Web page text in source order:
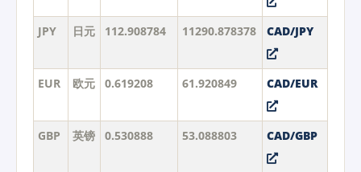
JPY 日元 112.908784 11290.878378 CAD/JPY
EUR 欧元 0.619208 61.920849 CAD/EUR
GBP 英镑 0.530888 53.088803 CAD/GBP